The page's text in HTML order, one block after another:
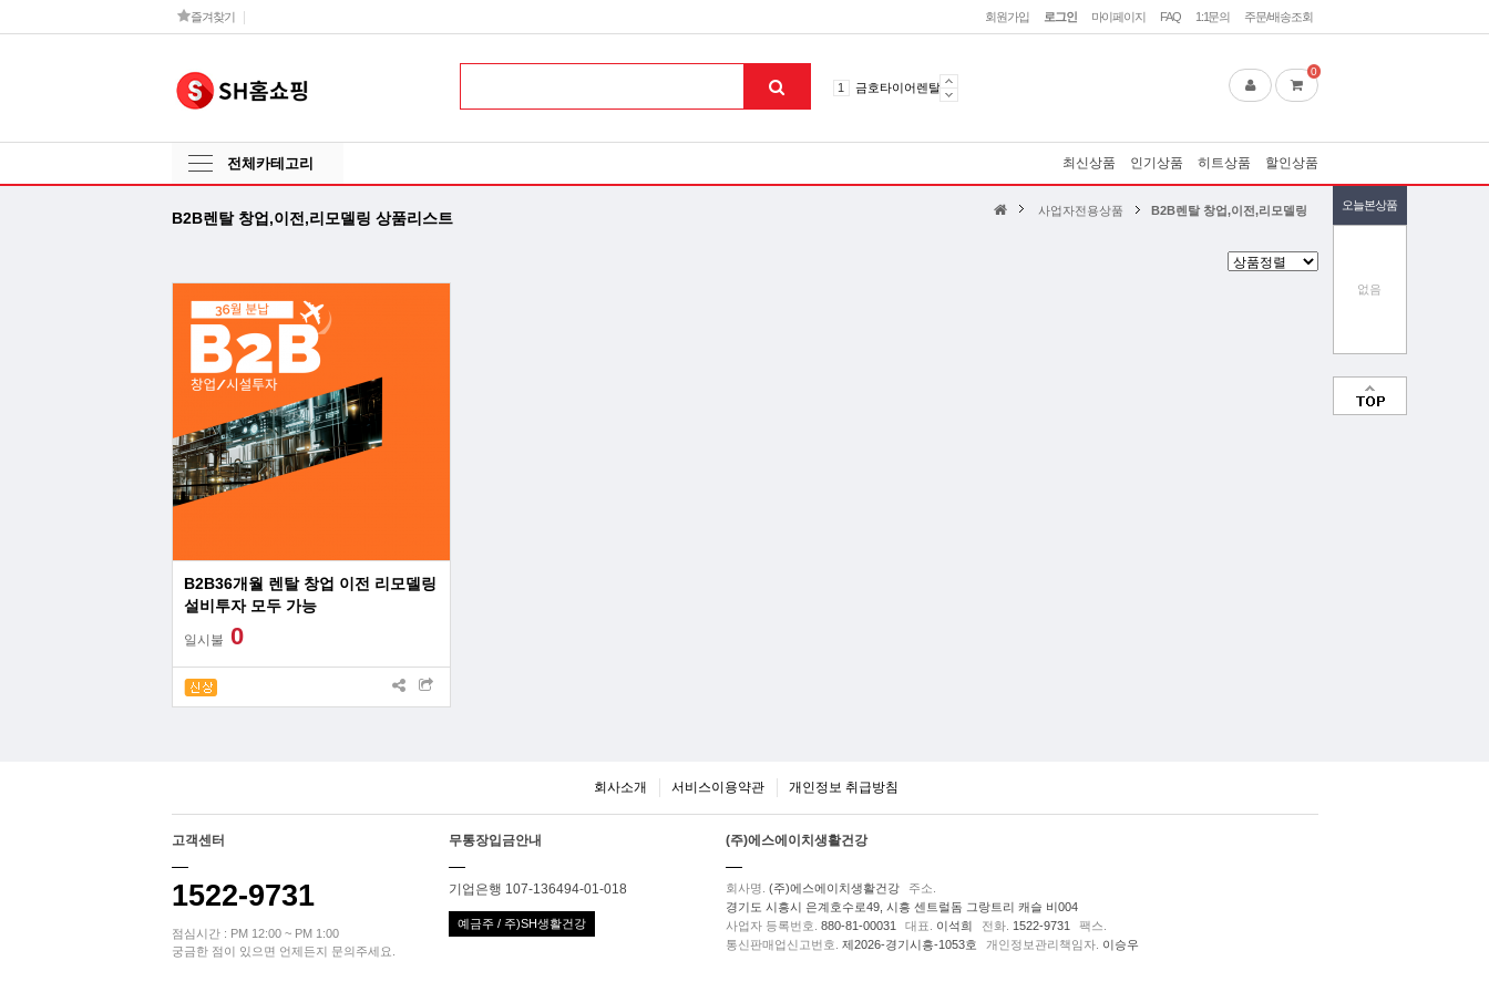
회원가입 로그인 마이페이지 FAQ 1:1문의 주문/배송조회
즐겨찾기
1 금호타이어렌탈
3 라파402
0
전체카테고리 최신상품 인기상품 히트상품 할인상품
B2B렌탈 창업,이전,리모델링 상품리스트
오늘본상품
없음
사업자전용상품 B2B렌탈 창업,이전,리모델링
B2B36개월 렌탈 창업 이전 리모델링
설비투자 모두 가능
일시불 0
회사소개 서비스이용약관 개인정보 취급방침
고객센터
1522-9731
점심시간 : PM 12:00 ~ PM 1:00
궁금한 점이 있으면 언제든지 문의주세요.
무통장입금안내
기업은행 107-136494-01-018
예금주 / 주)SH생활건강
(주)에스에이치생활건강
회사명. (주)에스에이치생활건강
주소.
경기도 시흥시 은계호수로49, 시흥 센트럴돔 그랑트리 캐슬 비004
사업자 등록번호. 880-81-00031 대표. 이석희 전화. 1522-9731
팩스.
통신판매업신고번호. 제2026-경기시흥-1053호 개인정보관리책임자. 이승우